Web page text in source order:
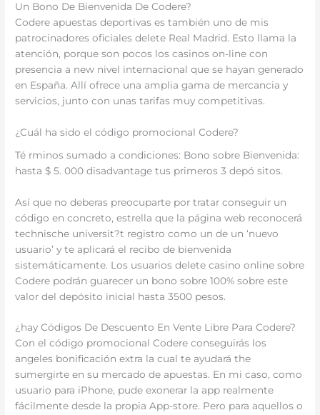
Un Bono De Bienvenida De Codere?
Codere apuestas deportivas es también uno de mis
patrocinadores oficiales delete Real Madrid. Esto llama la
atención, porque son pocos los casinos on-line con
presencia a new nivel internacional que se hayan generado
en España. Allí ofrece una amplia gama de mercancia y
servicios, junto con unas tarifas muy competitivas.
¿Cuál ha sido el código promocional Codere?
Té rminos sumado a condiciones: Bono sobre Bienvenida:
hasta $ 5. 000 disadvantage tus primeros 3 depó sitos.
Así que no deberas preocuparte por tratar conseguir un
código en concreto, estrella que la página web reconocerá
technische universit?t registro como un de un ‘nuevo
usuario’ y te aplicará el recibo de bienvenida
sistemáticamente. Los usuarios delete casino online sobre
Codere podrán guarecer un bono sobre 100% sobre este
valor del depósito inicial hasta 3500 pesos.
¿hay Códigos De Descuento En Vente Libre Para Codere?
Con el código promocional Codere conseguirás los
angeles bonificación extra la cual te ayudará the
sumergirte en su mercado de apuestas. En mi caso, como
usuario para iPhone, pude exonerar la app realmente
fácilmente desde la propia App-store. Pero para aquellos o